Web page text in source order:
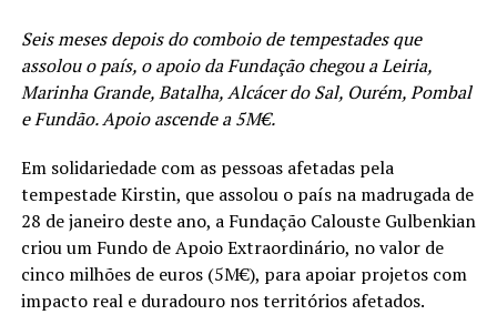
Seis meses depois do comboio de tempestades que
assolou o país, o apoio da Fundação chegou a Leiria,
Marinha Grande, Batalha, Alcácer do Sal, Ourém, Pombal
e Fundão. Apoio ascende a 5M€.
Em solidariedade com as pessoas afetadas pela
tempestade Kirstin, que assolou o país na madrugada de
28 de janeiro deste ano, a Fundação Calouste Gulbenkian
criou um Fundo de Apoio Extraordinário, no valor de
cinco milhões de euros (5M€), para apoiar projetos com
impacto real e duradouro nos territórios afetados.